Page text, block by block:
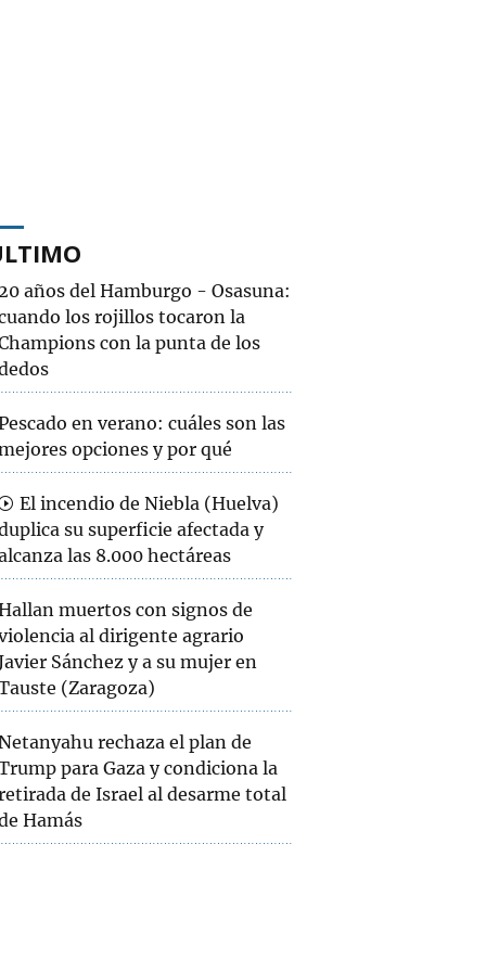
años del Hamburgo - Osasuna:
los rojillos tocaron la
con la punta de los
en verano: cuáles son las
opciones y por qué
El incendio de Niebla (Huelva)
su superficie afectada y
las 8.000 hectáreas
muertos con signos de
al dirigente agrario
Sánchez y a su mujer en
(Zaragoza)
rechaza el plan de
para Gaza y condiciona la
de Israel al desarme total
Hamás